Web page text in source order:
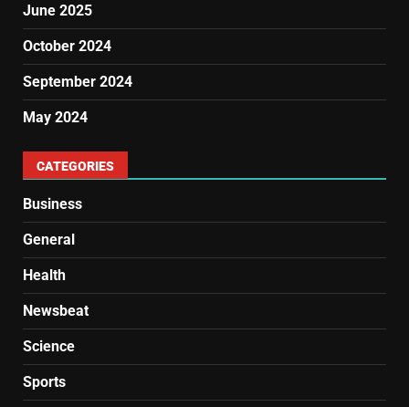
June 2025
October 2024
September 2024
May 2024
CATEGORIES
Business
General
Health
Newsbeat
Science
Sports